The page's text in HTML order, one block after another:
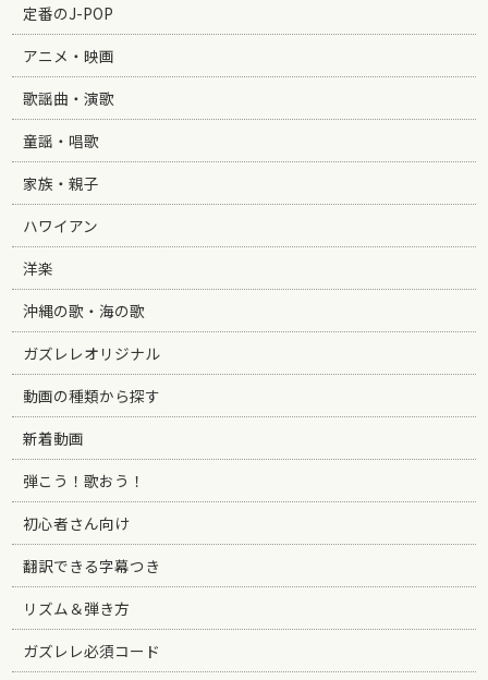
定番のJ-POP
アニメ・映画
歌謡曲・演歌
童謡・唱歌
家族・親子
ハワイアン
洋楽
沖縄の歌・海の歌
ガズレレオリジナル
動画の種類から探す
新着動画
弾こう！歌おう！
初心者さん向け
翻訳できる字幕つき
リズム＆弾き方
ガズレレ必須コード